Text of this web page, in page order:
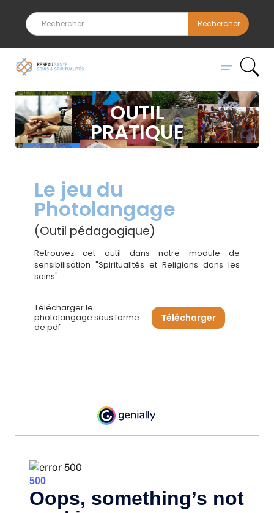
OUTIL
PRATIQUE
Le jeu du
Photolangage
(Outil pédagogique)
Retrouvez cet outil dans notre module de
sensibilisation "Spiritualités et Religions dans les
soins"
Télécharger le
photolangage sous forme
de pdf
Télécharger